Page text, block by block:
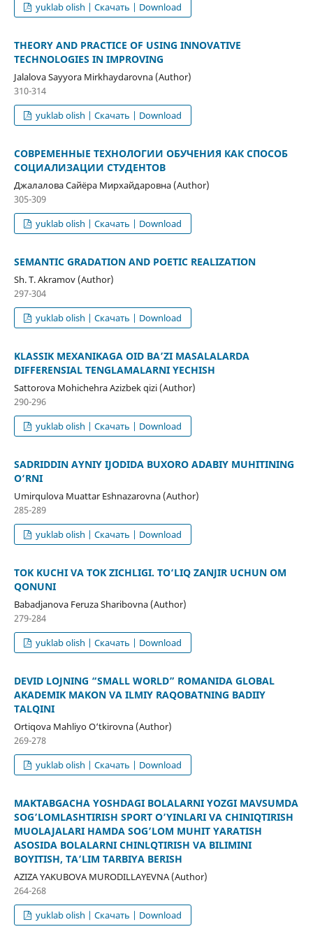
yuklab olish | Скачать | Download
THEORY AND PRACTICE OF USING INNOVATIVE
TECHNOLOGIES IN IMPROVING
Jalalova Sayyora Mirkhaydarovna (Author)
310-314
yuklab olish | Скачать | Download
СОВРЕМЕННЫЕ ТЕХНОЛОГИИ ОБУЧЕНИЯ КАК СПОСОБ
СОЦИАЛИЗАЦИИ СТУДЕНТОВ
Джалалова Сайёра Мирхайдаровна (Author)
305-309
yuklab olish | Скачать | Download
SEMANTIC GRADATION AND POETIC REALIZATION
Sh. T. Akramov (Author)
297-304
yuklab olish | Скачать | Download
KLASSIK MEXANIKAGA OID BA’ZI MASALALARDA
DIFFERENSIAL TENGLAMALARNI YECHISH
Sattorova Mohichehra Azizbek qizi (Author)
290-296
yuklab olish | Скачать | Download
SADRIDDIN AYNIY IJODIDA BUXORO ADABIY MUHITINING
O‘RNI
Umirqulova Muattar Eshnazarovna (Author)
285-289
yuklab olish | Скачать | Download
TOK KUCHI VA TOK ZICHLIGI. TO‘LIQ ZANJIR UCHUN OM
QONUNI
Babadjanova Feruza Sharibovna (Author)
279-284
yuklab olish | Скачать | Download
DEVID LOJNING “SMALL WORLD” ROMANIDA GLOBAL
AKADEMIK MAKON VA ILMIY RAQOBATNING BADIIY
TALQINI
Ortiqova Mahliyo O‘tkirovna (Author)
269-278
yuklab olish | Скачать | Download
MAKTABGACHA YOSHDAGI BOLALARNI YOZGI MAVSUMDA
SOGʼLOMLASHTIRISH SPORT OʼYINLARI VA CHINIQTIRISH
MUOLAJALARI HAMDA SOGʼLOM MUHIT YARATISH
ASOSIDA BOLALARNI CHINLQTIRISH VA BILIMINI
BOYITISH, TAʼLIM TARBIYA BERISH
AZIZA YAKUBOVA MURODILLAYEVNA (Author)
264-268
yuklab olish | Скачать | Download